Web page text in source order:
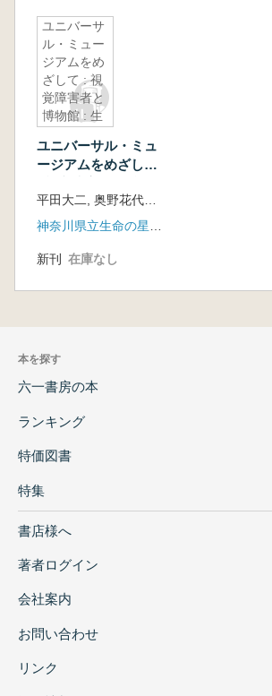
ユニバーサ
ル・ミュー
ジアムをめ
ざして : 視
覚障害者と
博物館 : 生
球博物館開
館三周年記
ユニバーサル・ミュ
ージアムをめざして
館 : 生命の星・地球
博物館開館三周年記
新刊 在庫なし
本を探す
六一書房の本
ランキング
特価図書
特集
書店様へ
著者ログイン
会社案内
お問い合わせ
リンク